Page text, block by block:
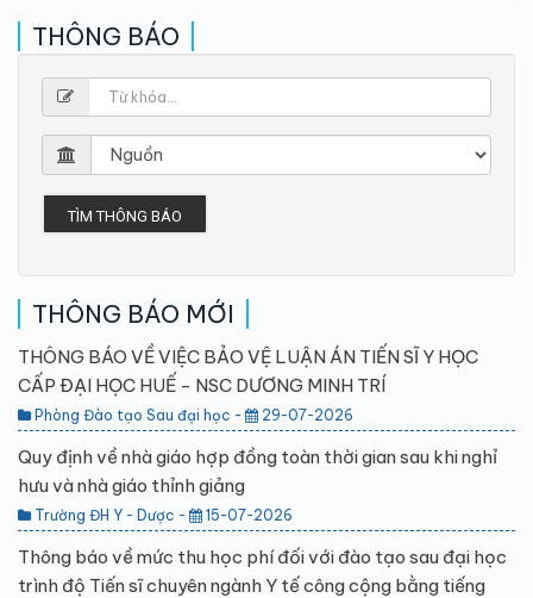
THÔNG BÁO
TÌM THÔNG BÁO
THÔNG BÁO MỚI
THÔNG BÁO VỀ VIỆC BẢO VỆ LUẬN ÁN TIẾN SĨ Y HỌC
CẤP ĐẠI HỌC HUẾ - NSC DƯƠNG MINH TRÍ
Phòng Đào tạo Sau đại học - 29-07-2026
Quy định về nhà giáo hợp đồng toàn thời gian sau khi nghỉ
hưu và nhà giáo thỉnh giảng
Trường ĐH Y - Dược - 15-07-2026
Thông báo về mức thu học phí đối với đào tạo sau đại học
trình độ Tiến sĩ chuyên ngành Y tế công cộng bằng tiếng